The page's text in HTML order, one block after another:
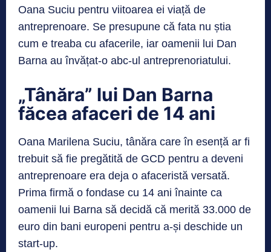
Oana Suciu pentru viitoarea ei viață de
antreprenoare. Se presupune că fata nu știa
cum e treaba cu afacerile, iar oamenii lui Dan
Barna au învățat-o abc-ul antreprenoriatului.
„Tânăra” lui Dan Barna
făcea afaceri de 14 ani
Oana Marilena Suciu, tânăra care în esență ar fi
trebuit să fie pregătită de GCD pentru a deveni
antreprenoare era deja o afaceristă versată.
Prima firmă o fondase cu 14 ani înainte ca
oamenii lui Barna să decidă că merită 33.000 de
euro din bani europeni pentru a-și deschide un
start-up.